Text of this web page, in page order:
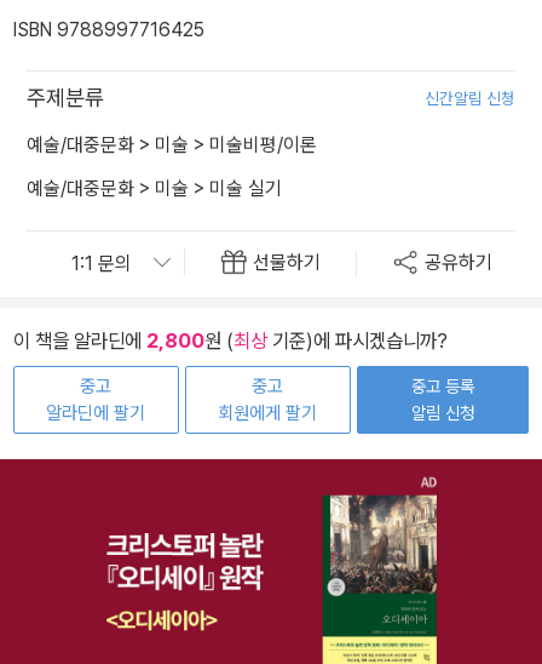
ISBN 9788997716425
주제분류 신간알림 신청
예술/대중문화 > 미술 > 미술비평/이론
예술/대중문화 > 미술 > 미술 실기
선물하기 공유하기
이 책을 알라딘에 2,800원 (최상기준)에 파시겠습니까?
중고
알라딘에 팔기
중고
회원에게 팔기
중고 등록
알림 신청